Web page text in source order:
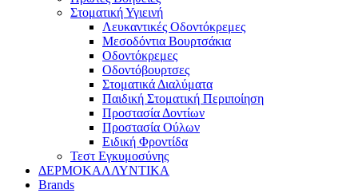
Στοματική Υγιεινή
Λευκαντικές Οδοντόκρεμες
Μεσοδόντια Βουρτσάκια
Οδοντόκρεμες
Οδοντόβουρτσες
Στοματικά Διαλύματα
Παιδική Στοματική Περιποίηση
Προστασία Δοντίων
Προστασία Ούλων
Ειδική Φροντίδα
Τεστ Εγκυμοσύνης
ΔΕΡΜΟΚΑΛΛΥΝΤΙΚΑ
Brands